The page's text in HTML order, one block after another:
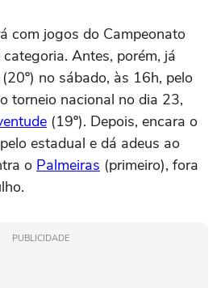
com jogos do Campeonato
Antes, porém, já
no sábado, às 16h, pelo
torneio nacional no dia 23,
(19º). Depois, encara o
estadual e dá adeus ao
o Palmeiras (primeiro), fora
PUBLICIDADE